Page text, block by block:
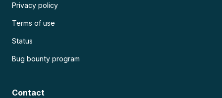
Privacy policy
Terms of use
Status
Bug bounty program
Contact